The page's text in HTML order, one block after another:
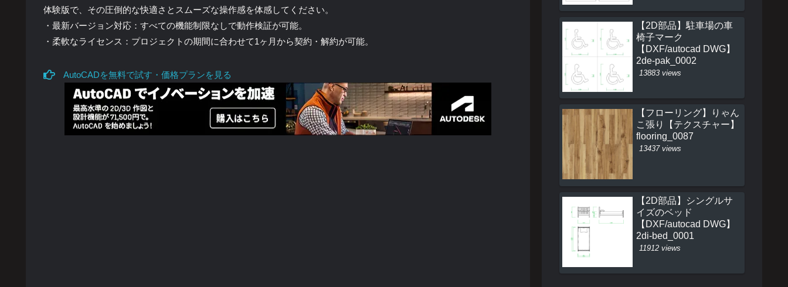
体験版で、その圧倒的な快適さとスムーズな操作感を体感してください。
・最新バージョン対応：すべての機能制限なしで動作検証が可能。
・柔軟なライセンス：プロジェクトの期間に合わせて1ヶ月から契約・解約が可能。
AutoCADを無料で試す・価格プランを見る
【2D部品】駐車場の車
椅子マーク
【DXF/autocad DWG】
2de-pak_0002
13883 views
【フローリング】りゃん
こ張り【テクスチャー】
flooring_0087
13437 views
【2D部品】シングルサ
イズのベッド
【DXF/autocad DWG】
2di-bed_0001
11912 views